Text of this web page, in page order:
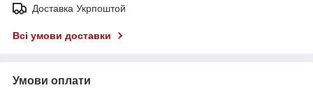
Доставка Укрпоштой
Всі умови доставки
Умови оплати